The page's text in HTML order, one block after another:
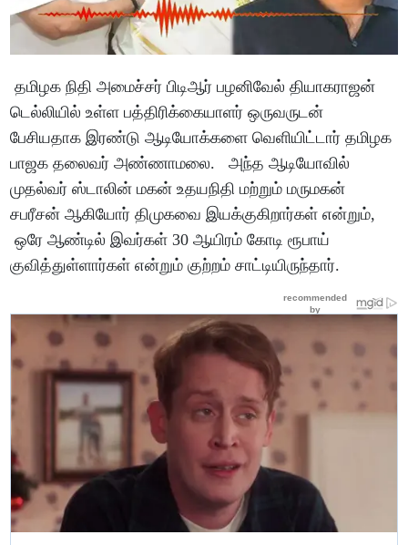
தமிழக நிதி அமைச்சர் பிடிஆர் பழனிவேல் தியாகராஜன்
டெல்லியில் உள்ள பத்திரிக்கையாளர் ஒருவருடன்
பேசியதாக இரண்டு ஆடியோக்களை வெளியிட்டார் தமிழக
பாஜக தலைவர் அண்ணாமலை. அந்த ஆடியோவில்
முதல்வர் ஸ்டாலின் மகன் உதயநிதி மற்றும் மருமகன்
சபரீசன் ஆகியோர் திமுகவை இயக்குகிறார்கள் என்றும்,
ஒரே ஆண்டில் இவர்கள் 30 ஆயிரம் கோடி ரூபாய்
குவித்துள்ளார்கள் என்றும் குற்றம் சாட்டியிருந்தார்.